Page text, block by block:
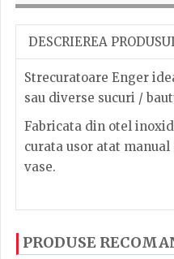
DESCRIEREA
Strecuratoare Enger
sau diverse sucuri /
Fabricata din otel
curata usor atat
vase.
cu ajutorul steluțelor, și
PRODUSE